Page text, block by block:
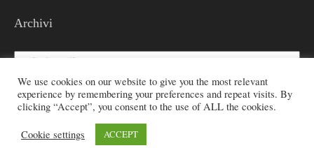
Archivi
Archivi
© 2026 All rights reserved - Etnie -
We use cookies on our website to give you the most relevant
experience by remembering your preferences and repeat visits. By
clicking “Accept”, you consent to the use of ALL the cookies.
Cookie settings ACCEPT